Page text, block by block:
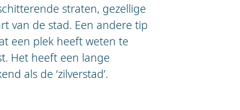
straten, gezellige
van de stad. Een andere tip
een plek heeft weten te
Het heeft een lange
als de ‘zilverstad’.